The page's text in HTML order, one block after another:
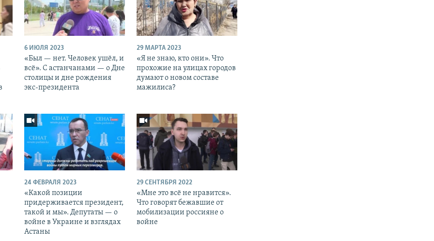
6 ИЮЛЯ 2023
«Был — нет. Человек ушёл, и
всё». С астанчанами — о Дне
столицы и дне рождения
экс-президента
29 МАРТА 2023
«Я не знаю, кто они». Что
прохожие на улицах городов
думают о новом составе
мажилиса?
24 ФЕВРАЛЯ 2023
«Какой позиции
придерживается президент,
такой и мы». Депутаты — о
войне в Украине и взглядах
Астаны
29 СЕНТЯБРЯ 2022
«Мне это всё не нравится».
Что говорят бежавшие от
мобилизации россияне о
войне